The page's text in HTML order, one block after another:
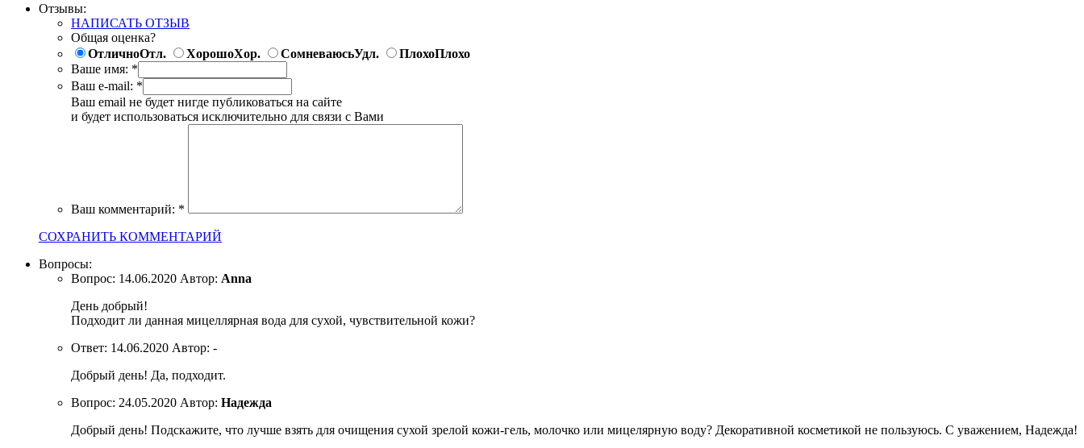
Отзывы:
НАПИСАТЬ ОТЗЫВ
Общая оценка?
ОтличноОтл. ХорошоХор. СомневаюсьУдл. ПлохоПлохо
Ваше имя: *
Ваш e-mail: *
Ваш email не будет нигде публиковаться на сайте
и будет использоваться исключительно для связи с Вами
Ваш комментарий: *
СОХРАНИТЬ КОММЕНТАРИЙ
Вопросы:
Вопрос: 14.06.2020 Автор: Anna
День добрый!
Подходит ли данная мицеллярная вода для сухой, чувствительной кожи?
Ответ: 14.06.2020 Автор: -
Добрый день! Да, подходит.
Вопрос: 24.05.2020 Автор: Надежда
Добрый день! Подскажите, что лучше взять для очищения сухой зрелой кожи-гель, молочко или мицелярную воду? Декоративной косметикой не пользуюсь. С уважением, Надежда!